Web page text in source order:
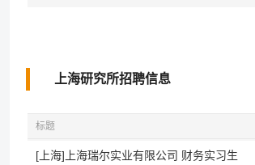
上海研究所招聘信息
标题
[上海]上海瑞尔实业有限公司 财务实习生